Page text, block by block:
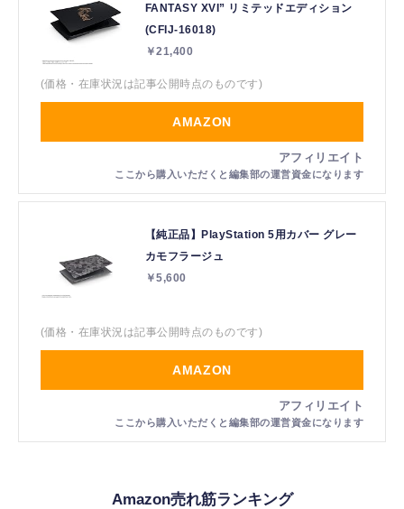
FANTASY XVI” リミテッドエディション
(CFIJ-16018)
￥21,400
(価格・在庫状況は記事公開時点のものです)
AMAZON
【純正品】PlayStation 5用カバー グレー
カモフラージュ
￥5,600
(価格・在庫状況は記事公開時点のものです)
AMAZON
Amazon売れ筋ランキング